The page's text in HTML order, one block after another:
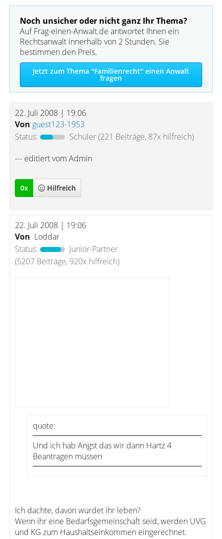
Noch unsicher oder nicht ganz Ihr Thema?
Auf Frag-einen-Anwalt.de antwortet Ihnen ein
Rechtsanwalt innerhalb von 2 Stunden. Sie
bestimmen den Preis.
Jetzt zum Thema "Familienrecht" einen Anwalt
fragen
22. Juli 2008 | 19:06
Von guest123-1953
Status:
Schüler(221 Beiträge, 87x hilfreich)
--- editiert vom Admin
0x Hilfreich
22. Juli 2008 | 19:06
Von Loddar
Status:
Junior-Partner
(5207 Beiträge, 920x hilfreich)
quote:
Und ich hab Angst das wir dann Hartz 4
Beantragen müssen
Ich dachte, davon würdet ihr leben?
Wenn ihr eine Bedarfsgemeinschaft seid, werden UVG
und KG zum Haushaltseinkommen eingerechnet.